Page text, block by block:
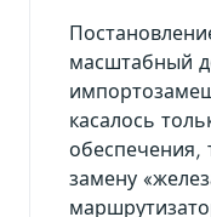
масштабный
касалось
обеспечения,
замену